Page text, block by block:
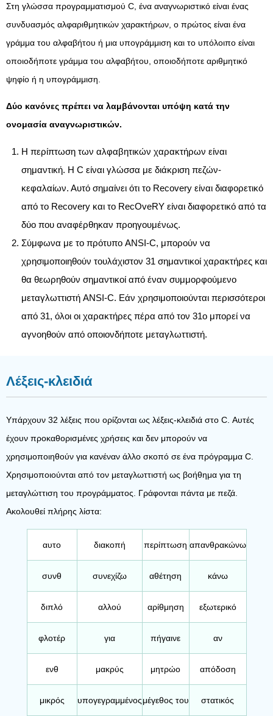
Στη γλώσσα προγραμματισμού C, ένα αναγνωριστικό είναι ένας
συνδυασμός αλφαριθμητικών χαρακτήρων, ο πρώτος είναι ένα
γράμμα του αλφαβήτου ή μια υπογράμμιση και το υπόλοιπο είναι
οποιοδήποτε γράμμα του αλφαβήτου, οποιοδήποτε αριθμητικό
ψηφίο ή η υπογράμμιση.
Δύο κανόνες πρέπει να λαμβάνονται υπόψη κατά την
ονομασία αναγνωριστικών.
Η περίπτωση των αλφαβητικών χαρακτήρων είναι
σημαντική. Η C είναι γλώσσα με διάκριση πεζών-
κεφαλαίων. Αυτό σημαίνει ότι το Recovery είναι διαφορετικό
από το Recovery και το RecOveRY είναι διαφορετικό από τα
δύο που αναφέρθηκαν προηγουμένως.
Σύμφωνα με το πρότυπο ANSI-C, μπορούν να
χρησιμοποιηθούν τουλάχιστον 31 σημαντικοί χαρακτήρες και
θα θεωρηθούν σημαντικοί από έναν συμμορφούμενο
μεταγλωττιστή ANSI-C. Εάν χρησιμοποιούνται περισσότεροι
από 31, όλοι οι χαρακτήρες πέρα ​​από τον 31ο μπορεί να
αγνοηθούν από οποιονδήποτε μεταγλωττιστή.
Λέξεις-κλειδιά
Υπάρχουν 32 λέξεις που ορίζονται ως λέξεις-κλειδιά στο C. Αυτές
έχουν προκαθορισμένες χρήσεις και δεν μπορούν να
χρησιμοποιηθούν για κανέναν άλλο σκοπό σε ένα πρόγραμμα C.
Χρησιμοποιούνται από τον μεταγλωττιστή ως βοήθημα για τη
μεταγλώττιση του προγράμματος. Γράφονται πάντα με πεζά.
Ακολουθεί πλήρης λίστα:
αυτο διακοπή περίπτωση απανθρακώνω
συνθ συνεχίζω αθέτηση κάνω
διπλό αλλού αρίθμηση εξωτερικό
φλοτέρ για πήγαινε αν
ενθ μακρύς μητρώο απόδοση
μικρός υπογεγραμμένοςμέγεθος του στατικός